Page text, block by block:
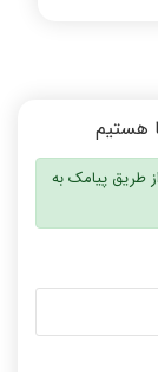
هستیم
طریق پیامک به